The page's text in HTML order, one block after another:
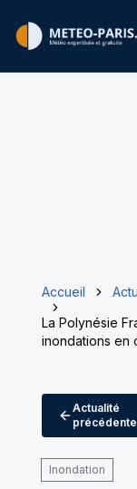
Accueil
La Polynésie
inondations en
Actualité
précédente
Inondation